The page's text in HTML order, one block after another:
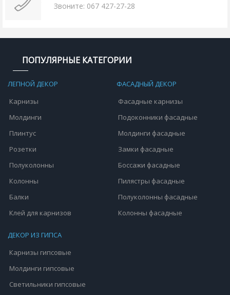
Звоните: 067 427-27-28
ПОПУЛЯРНЫЕ КАТЕГОРИИ
ЛЕПНОЙ ДЕКОР
Карнизы
Молдинги
Плинтус
Розетки
Полуколонны
Колонны
Балки
Клей для карнизов
ФАСАДНЫЙ ДЕКОР
Фасадные карнизы
Подоконники фасадные
Молдинги фасадные
Замки фасадные
Боссажи фасадные
Пилястры фасадные
Полуколонны фасадные
Колонны фасадные
ДЕКОР ИЗ ГИПСА
Карнизы гипсовые
Молдинги гипсовые
Светильники гипсовые